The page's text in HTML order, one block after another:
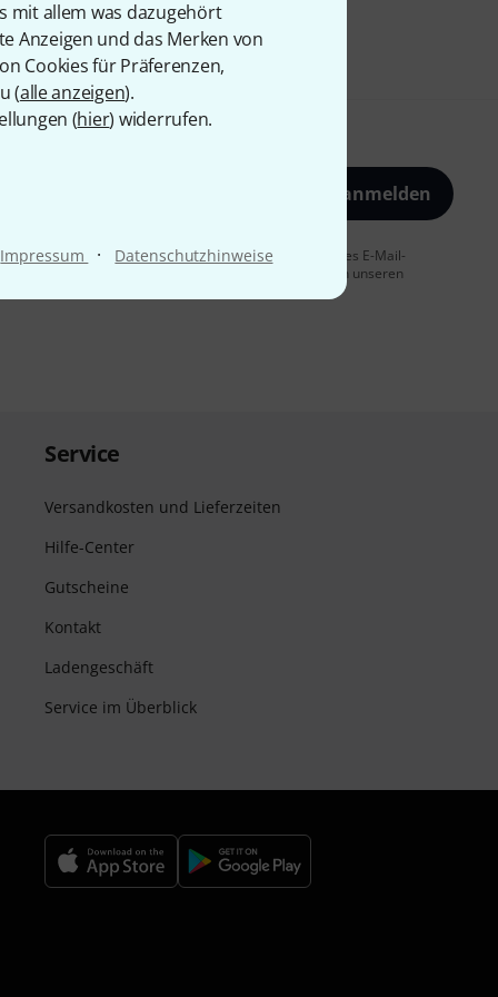
mit allem was dazugehört
Anzeigen und das Merken von
Cookies für Präferenzen,
(alle anzeigen).
(hier) widerrufen.
Impressum · Datenschutzhinweise
Jetzt anmelden
dem Erhalt von E-Mail-Werbung und einer Messung des E-Mail-
jederzeit möglich. Weitere Informationen finden Sie in unseren
Service
Versandkosten und Lieferzeiten
Hilfe-Center
Gutscheine
Kontakt
Ladengeschäft
Service im Überblick